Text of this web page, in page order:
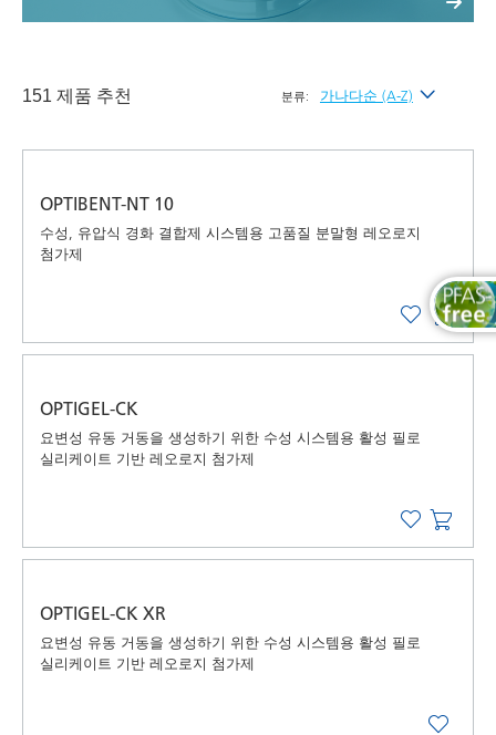
151 제품 추천 분류: 가나다순 (A-Z)
OPTIBENT-NT 10
수성, 유압식 경화 결합제 시스템용 고품질 분말형 레오로지
첨가제
OPTIGEL-CK
요변성 유동 거동을 생성하기 위한 수성 시스템용 활성 필로
실리케이트 기반 레오로지 첨가제
OPTIGEL-CK XR
요변성 유동 거동을 생성하기 위한 수성 시스템용 활성 필로
실리케이트 기반 레오로지 첨가제